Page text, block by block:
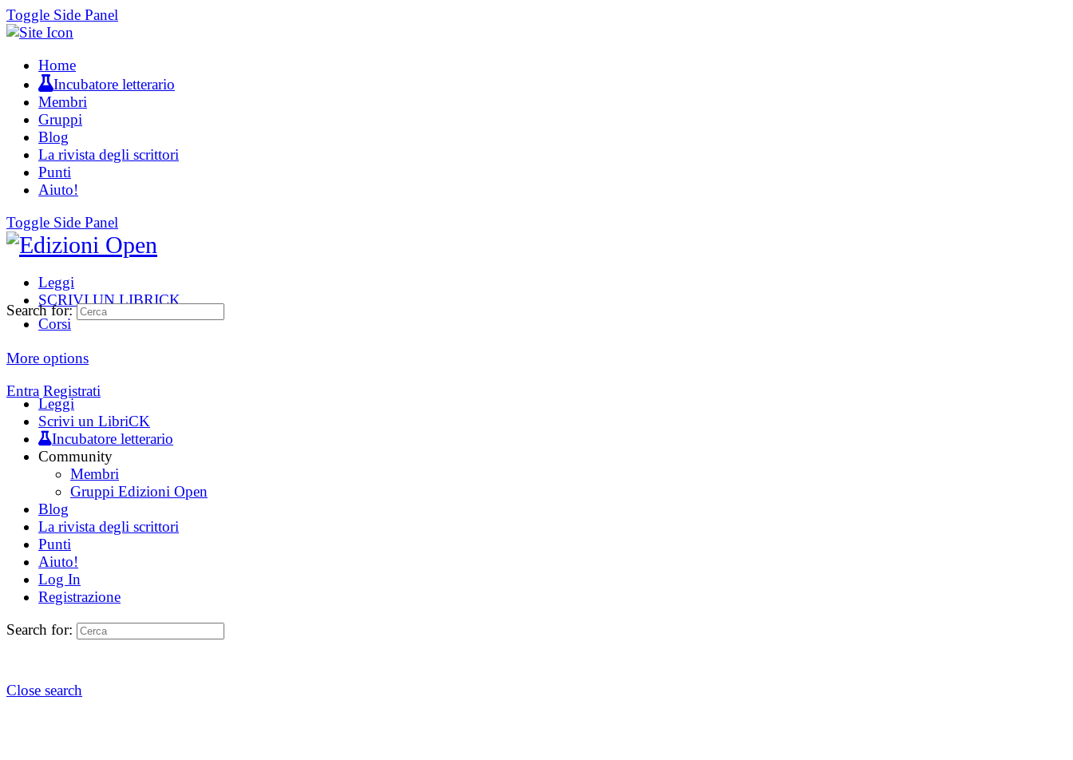
Toggle Side Panel
Home
Incubatore letterario
Membri
Gruppi
Blog
La rivista degli scrittori
Punti
Aiuto!
Toggle Side Panel
Leggi
SCRIVI UN LIBRICK
Corsi
More options
Entra Registrati
Search for:
Leggi
Scrivi un LibriCK
Incubatore letterario
Community
Membri
Gruppi Edizioni Open
Blog
La rivista degli scrittori
Punti
Aiuto!
Log In
Registrazione
Search for:
Close search